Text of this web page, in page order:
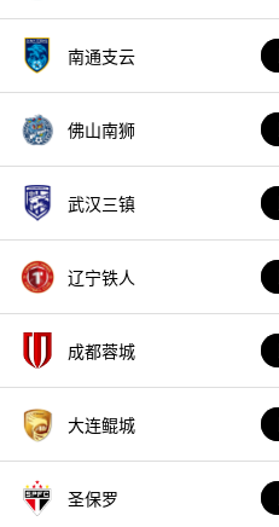
南通支云
佛山南狮
武汉三镇
辽宁铁人
成都蓉城
大连鲲城
圣保罗